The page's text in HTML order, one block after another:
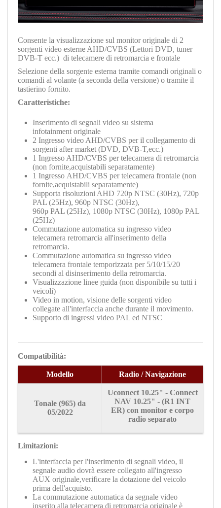
Consente la visualizzazione sul monitor originale di 2
sorgenti video esterne AHD/CVBS (Lettori DVD, tuner
DVB-T ecc.) di telecamere di retromarcia e frontale
Selezione della sorgente esterna tramite comandi originali o
comandi al volante (a seconda della versione) o tramite il
tastierino fornito.
Caratteristiche:
Inserimento di segnali video su sistema
infotainment originale
2 Ingresso video AHD/CVBS per il collegamento di
sorgenti after market (DVD, DVB-T,ecc.)
1 Ingresso AHD/CVBS per telecamera di retromarcia
(non fornite,acquistabili separatamente)
1 Ingresso AHD/CVBS per telecamera frontale (non
fornite,acquistabili separatamente)
Supporta risoluzioni AHD 720p NTSC (30Hz), 720p
PAL (25Hz), 960p NTSC (30Hz),
960p PAL (25Hz), 1080p NTSC (30Hz), 1080p PAL
(25Hz)
Commutazione automatica su ingresso video
telecamera retromarcia all'inserimento della
retromarcia.
Commutazione automatica su ingresso video
telecamera frontale temporizzata per 5/10/15/20
secondi al disinserimento della retromarcia.
Visualizzazione linee guida (non disponibile su tutti i
veicoli)
Video in motion, visione delle sorgenti video
collegate all'interfaccia anche durante il movimento.
Supporto di ingressi video PAL ed NTSC
Compatibilità:
Modello Radio / Navigazione
Tonale (965) da
05/2022
Uconnect 10.25" - Connect
NAV 10.25" - (R1 INT
ER) con monitor e corpo
radio separato
Limitazioni:
L'interfaccia per l'inserimento di segnali video, il
segnale audio dovrà essere collegato all'ingresso
AUX originale,verificare la dotazione del veicolo
prima dell'acquisto.
La commutazione automatica da segnale video
inserito alla telecamera di retromarcia originale è